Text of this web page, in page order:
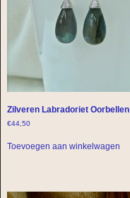
Zilveren Labradoriet Oorbellen
€44,50
Toevoegen aan winkelwagen